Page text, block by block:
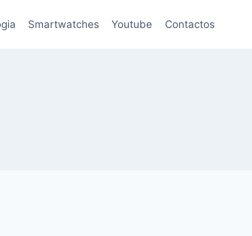
Smartwatches Youtube Contactos